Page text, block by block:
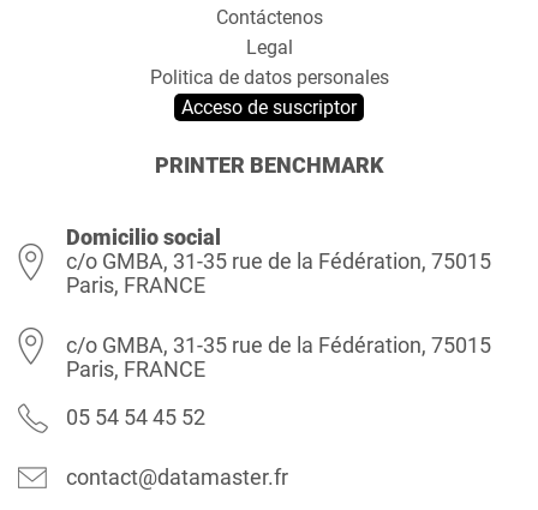
Contáctenos
Legal
Politica de datos personales
Acceso de suscriptor
PRINTER BENCHMARK
Domicilio social
c/o GMBA, 31-35 rue de la Fédération, 75015
Paris, FRANCE
c/o GMBA, 31-35 rue de la Fédération, 75015
Paris, FRANCE
05 54 54 45 52
contact@datamaster.fr